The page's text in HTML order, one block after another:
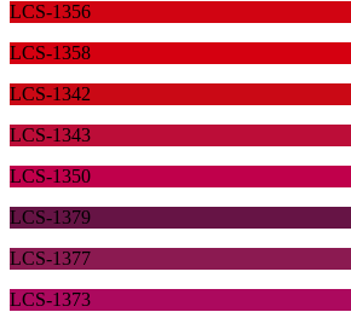
LCS-1356
LCS-1358
LCS-1342
LCS-1343
LCS-1350
LCS-1379
LCS-1377
LCS-1373